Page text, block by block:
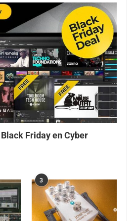
Friday en Cyber
3